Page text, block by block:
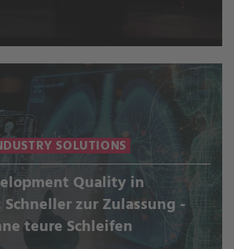
SOLUTIONS
Quality in
Schneller zur Zulassung -
teure Schleifen